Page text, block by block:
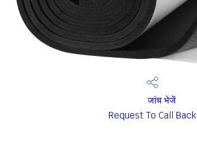
जांच भेजें
Request To Call Back